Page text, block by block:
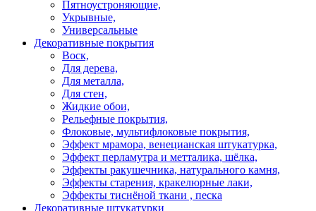
Пятноустроняющие,
Укрывные,
Универсальные
Декоративные покрытия
Воск,
Для дерева,
Для металла,
Для стен,
Жидкие обои,
Рельефные покрытия,
Флоковые, мультифлоковые покрытия,
Эффект мрамора, венецианская штукатурка,
Эффект перламутра и метталика, шёлка,
Эффекты ракушечника, натурального камня,
Эффекты старения, кракелюрные лаки,
Эффекты тиснёной ткани , песка
Декоративные штукатурки